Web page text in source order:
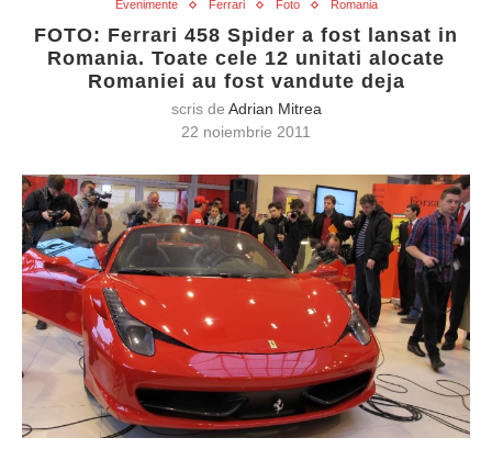
Evenimente Ferrari Foto Romania
FOTO: Ferrari 458 Spider a fost lansat in
Romania. Toate cele 12 unitati alocate
Romaniei au fost vandute deja
scris de Adrian Mitrea
22 noiembrie 2011